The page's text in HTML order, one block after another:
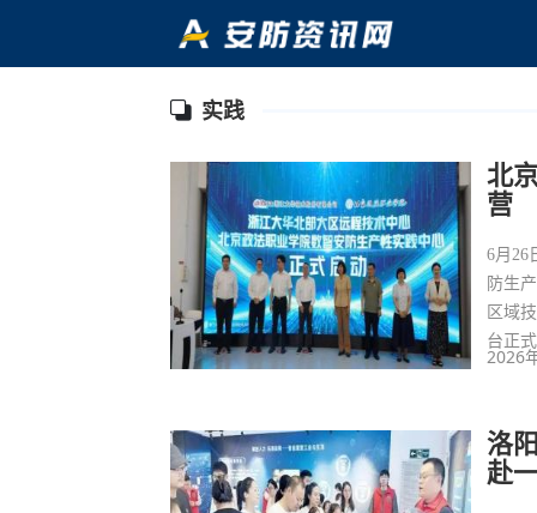
实践
北
营
6月26
防生
区域
台正
2026
洛
赴